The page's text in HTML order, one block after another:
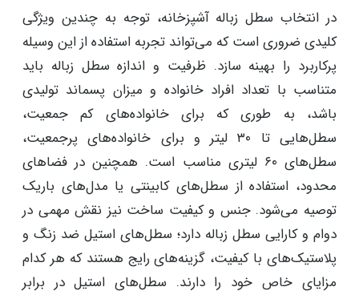
در انتخاب سطل زباله آشپزخانه، توجه به چندین ویژگی
کلیدی ضروری است که می‌تواند تجربه استفاده از این وسیله
پرکاربرد را بهینه سازد. ظرفیت و اندازه سطل زباله باید
متناسب با تعداد افراد خانواده و میزان پسماند تولیدی
باشد، به طوری که برای خانواده‌های کم جمعیت،
سطل‌هایی تا ۳۰ لیتر و برای خانواده‌های پرجمعیت،
سطل‌های ۶۰ لیتری مناسب است. همچنین در فضاهای
محدود، استفاده از سطل‌های کابینتی یا مدل‌های باریک
توصیه می‌شود. جنس و کیفیت ساخت نیز نقش مهمی در
دوام و کارایی سطل زباله دارد؛ سطل‌های استیل ضد زنگ و
پلاستیک‌های با کیفیت، گزینه‌های رایج هستند که هر کدام
مزایای خاص خود را دارند. سطل‌های استیل در برابر